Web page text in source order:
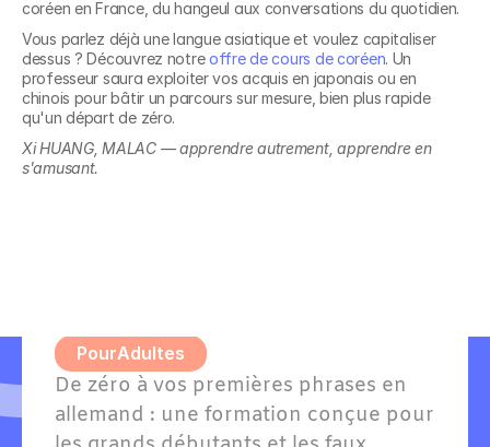
coréen en France, du hangeul aux conversations du quotidien.
Vous parlez déjà une langue asiatique et voulez capitaliser
dessus ? Découvrez notre offre de cours de coréen. Un
professeur saura exploiter vos acquis en japonais ou en
chinois pour bâtir un parcours sur mesure, bien plus rapide
qu'un départ de zéro.
Xi HUANG, MALAC — apprendre autrement, apprendre en
s'amusant.
Découvrez nos
formations en
PourAdultes
De zéro à vos premières phrases en
allemand : une formation conçue pour